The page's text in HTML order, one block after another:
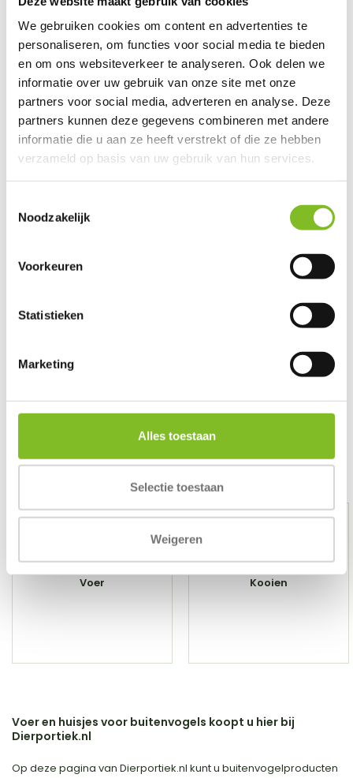
We gebruiken cookies om content en advertenties te
personaliseren, om functies voor social media te bieden
en om ons websiteverkeer te analyseren. Ook delen we
informatie over uw gebruik van onze site met onze
partners voor social media, adverteren en analyse. Deze
partners kunnen deze gegevens combineren met andere
informatie die u aan ze heeft verstrekt of die ze hebben
verzameld op basis van uw gebruik van hun services.
Noodzakelijk
Voorkeuren
Statistieken
Marketing
Alles toestaan
Selectie toestaan
Weigeren
Incl. btw
Bekijken
Incl. btw
Bekijken
Dit praktische plexigla...
Overige categorieën in Buitenvogels
Voer Kooien
Voer en huisjes voor buitenvogels koopt u hier bij
Dierportiek.nl
Op deze pagina van Dierportiek.nl kunt u buitenvogelproducten